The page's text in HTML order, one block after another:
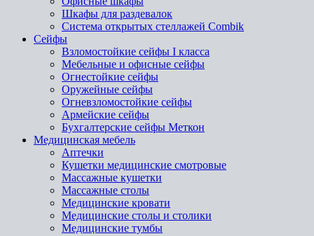
Шкафы для раздевалок
Система открытых стеллажей Combik
Сейфы
Взломостойкие сейфы I класса
Мебельные и офисные сейфы
Огнестойкие сейфы
Оружейные сейфы
Огневзломостойкие сейфы
Армейские сейфы
Бухгалтерские сейфы Меткон
Медицинская мебель
Аптечки
Кушетки медицинские смотровые
Массажные кушетки
Массажные столы
Медицинские кровати
Медицинские столы и столики
Медицинские тумбы